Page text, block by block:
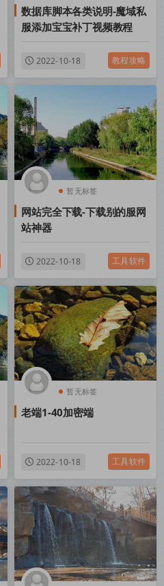
数据库脚本各类说明-魔域私
服添加宝宝补丁视频教程
2022-10-18 教程攻略
暂无标签
网站完全下载-下载别的服网
站神器
2022-10-18 工具软件
暂无标签
老端1-40加密端
2022-10-18 工具软件